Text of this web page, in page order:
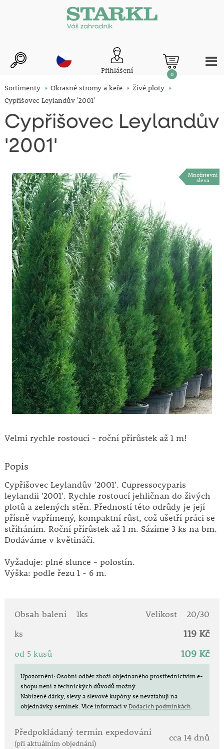
Přihlášení 0
Sortimenty Okrasné stromy a keře
Živé ploty
Cypřišovec Leylandův '2001'
Cypřišovec Leylandův
'2001'
Množstevní
sleva
Velmi rychle rostoucí - roční přírůstek až 1 m!
Popis
Cypřišovec Leylandův '2001'. Cupressocyparis
leylandii '2001'. Rychle rostoucí jehličnan do živých
plotů a zelených stěn. Předností této odrůdy je její
přísně vzpřímený, kompaktní růst, což ušetří práci se
stříháním. Roční přírůstek až 1 m. Sázíme 3 ks na bm.
Dodáváme v květináči.
Vyžaduje: plné slunce - polostín.
Výška: podle řezu 1 - 6 m.
Obsah balení 1ks Velikost
20/30
ks
119 Kč
od 5 kusů 109 Kč
Upozornění: Osobní odběr zboží objednaného prostřednictvím e-
shopu není z technických důvodů možný.
Nabízené dárky, slevy a slevové kupóny se nevztahují na
objednávky semínek.Více informací vDodacích podmínkách.
Předpokládaný termín expedování
(při aktuálním objednání)
cca 14 dnů